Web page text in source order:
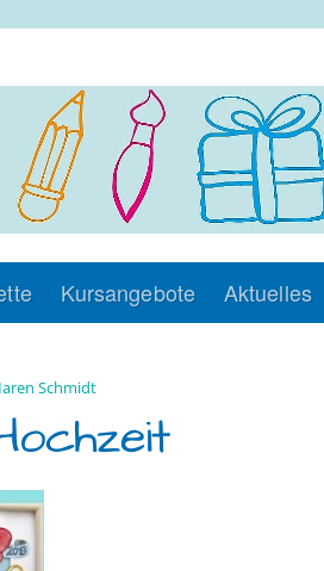
Kursangebote Aktuelles
Schmidt